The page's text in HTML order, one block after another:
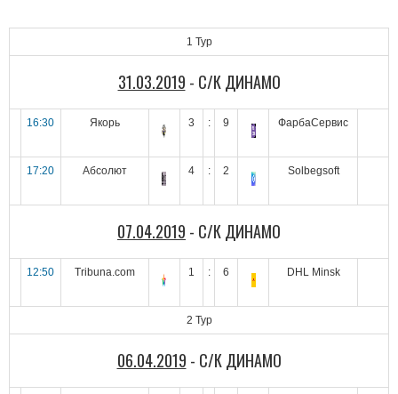
1 Тур
31.03.2019 - С/К ДИНАМО
16:30 Якорь 3 : 9 ФарбаСервис
17:20 Абсолют 4 : 2 Solbegsoft
07.04.2019 - С/К ДИНАМО
12:50 Tribuna.com 1 : 6 DHL Minsk
2 Тур
06.04.2019 - С/К ДИНАМО